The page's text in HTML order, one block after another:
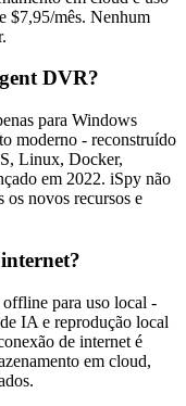
$7,95/mês. Nenhum
DVR?
para Windows
moderno - reconstruído
Linux, Docker,
em 2022. iSpy não
os novos recursos e
para uso local -
IA e reprodução local
de internet é
em cloud,